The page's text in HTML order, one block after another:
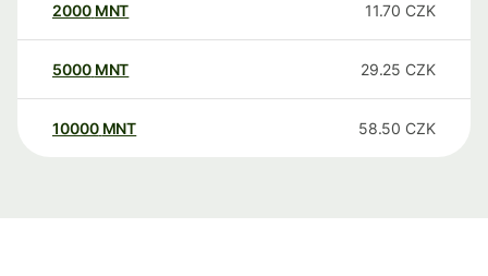
2000 MNT 11.70 CZK
5000 MNT 29.25 CZK
10000 MNT 58.50 CZK